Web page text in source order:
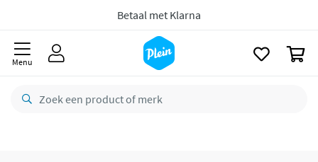
Betaal met Klarna
Menu